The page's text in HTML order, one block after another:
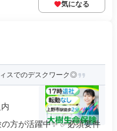
気になる
スでのデスクワーク◎
方が活躍中✨ ✅必須要件